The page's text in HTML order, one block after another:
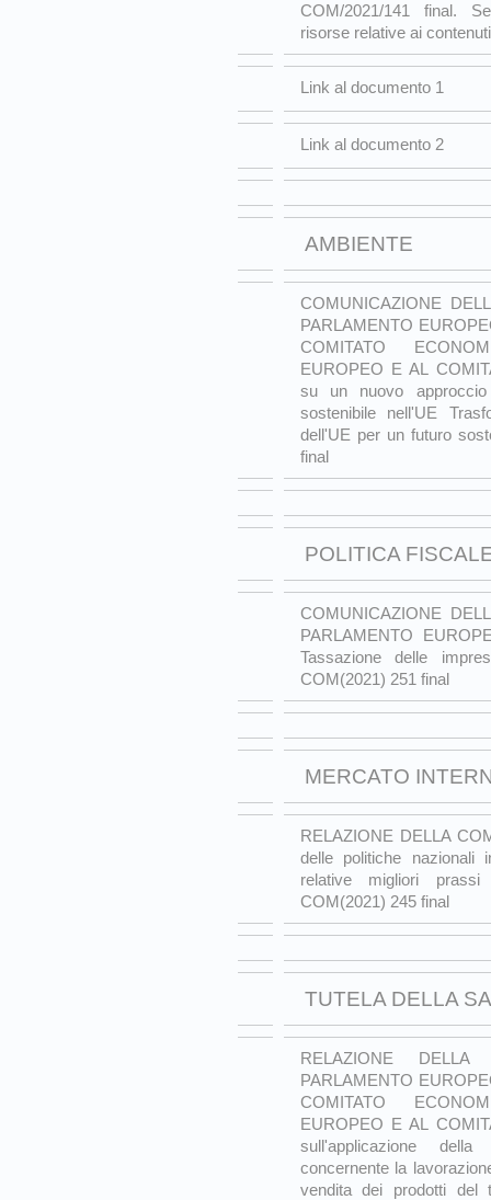
COM/2021/141 final.
risorse relative ai
Link al documento 1
Link al documento 2
AMBIENTE
COMUNICAZIONE
PARLAMENTO
COMITATO
EUROPEO E AL
su un nuovo
sostenibile nell'UE
dell'UE per un futuro
final
POLITICA
COMUNICAZIONE
PARLAMENTO
Tassazione delle
COM(2021) 251 final
MERCATO
RELAZIONE DELLA
delle politiche nazionali
relative migliori
COM(2021) 245 final
TUTELA DELLA
RELAZIONE DELLA
PARLAMENTO
COMITATO
EUROPEO E AL
sull'applicazione della
concernente la
vendita dei prodotti del